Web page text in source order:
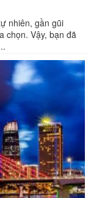
nhiên, gần gũi
chọn. Vậy, bạn đã